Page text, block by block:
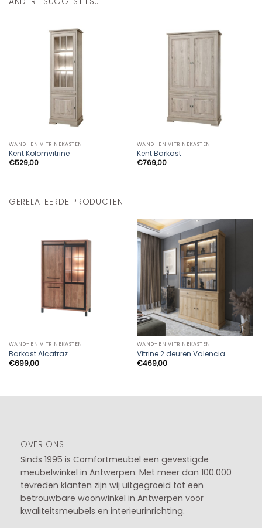
WAND- EN VITRINEKASTEN
Kent Kolomvitrine
€529,00
WAND- EN VITRINEKASTEN
Kent Barkast
€769,00
GERELATEERDE PRODUCTEN
WAND- EN VITRINEKASTEN
Barkast Alcatraz
€699,00
WAND- EN VITRINEKASTEN
Vitrine 2 deuren Valencia
€469,00
OVER ONS
Sinds 1995 is Comfortmeubel een gevestigde
meubelwinkel in Antwerpen. Met meer dan 100.000
tevreden klanten zijn wij uitgegroeid tot een
betrouwbare woonwinkel in Antwerpen voor
kwaliteitsmeubels en interieurinrichting.